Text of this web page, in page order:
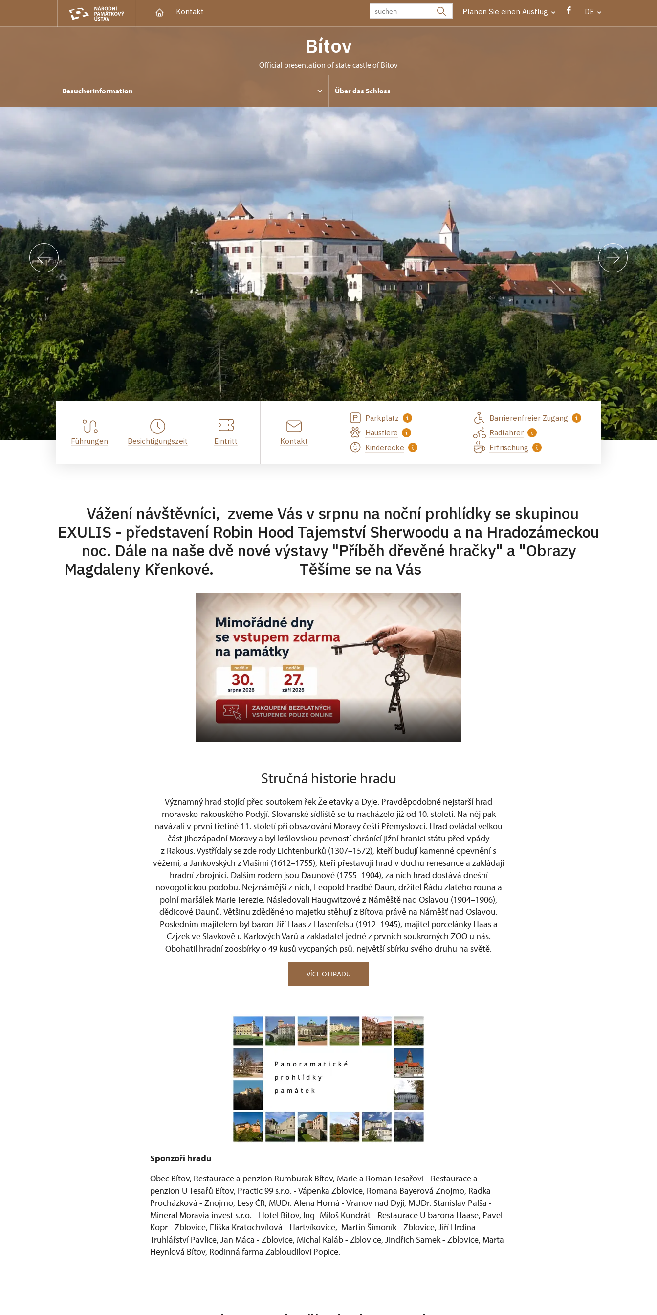
Kontakt Planen Sie einen Ausflug DE
Bítov
Official presentation of state castle of Bítov
Besucherinformation Über das Schloss
Führungen Besichtigungszeit Eintritt Kontakt
Parkplatz
Barrierenfreier Zugang
Haustiere
Radfahrer
Kinderecke
Erfrischung
Vážení návštěvníci, zveme Vás v srpnu na noční prohlídky se skupinou
EXULIS - představení Robin Hood Tajemství Sherwoodu a na Hradozámeckou
noc. Dále na naše dvě nové výstavy "Příběh dřevěné hračky" a "Obrazy
Magdaleny Křenkové. Těšíme se na Vás
Stručná historie hradu
Významný hrad stojící před soutokem řek Želetavky a Dyje. Pravděpodobně nejstarší hrad
moravsko-rakouského Podyjí. Slovanské sídliště se tu nacházelo již od 10. století. Na něj pak
navázali v první třetině 11. století při obsazování Moravy čeští Přemyslovci. Hrad ovládal velkou
část jihozápadní Moravy a byl královskou pevností chránící jižní hranici státu před vpády
z Rakous. Vystřídaly se zde rody Lichtenburků (1307–1572), kteří budují kamenné opevnění s
věžemi, a Jankovských z Vlašimi (1612–1755), kteří přestavují hrad v duchu renesance a zakládají
hradní zbrojnici. Dalším rodem jsou Daunové (1755–1904), za nich hrad dostává dnešní
novogotickou podobu. Nejznámější z nich, Leopold hradbě Daun, držitel Řádu zlatého rouna a
polní maršálek Marie Terezie. Následovali Haugwitzové z Náměště nad Oslavou (1904–1906),
dědicové Daunů. Většinu zděděného majetku stěhují z Bítova právě na Náměšť nad Oslavou.
Posledním majitelem byl baron Jiří Haas z Hasenfelsu (1912–1945), majitel porcelánky Haas a
Czjzek ve Slavkově u Karlových Varů a zakladatel jedné z prvních soukromých ZOO u nás.
Obohatil hradní zoosbírky o 49 kusů vycpaných psů, největší sbírku svého druhu na světě.
VÍCE O HRADU
Sponzoři hradu
Obec Bítov, Restaurace a penzion Rumburak Bítov, Marie a Roman Tesařovi - Restaurace a
penzion U Tesařů Bítov, Practic 99 s.r.o. - Vápenka Zblovice, Romana Bayerová Znojmo, Radka
Procházková - Znojmo, Lesy ČR, MUDr. Alena Horná - Vranov nad Dyjí, MUDr. Stanislav Palša -
Mineral Moravia invest s.r.o. - Hotel Bítov, Ing- Miloš Kundrát - Restaurace U barona Haase, Pavel
Kopr - Zblovice, Eliška Kratochvílová - Hartvíkovice, Martin Šimoník - Zblovice, Jiří Hrdina-
Truhlářství Pavlice, Jan Máca - Zblovice, Michal Kaláb - Zblovice, Jindřich Samek - Zblovice, Marta
Heynlová Bítov, Rodinná farma Zabloudilovi Popice.